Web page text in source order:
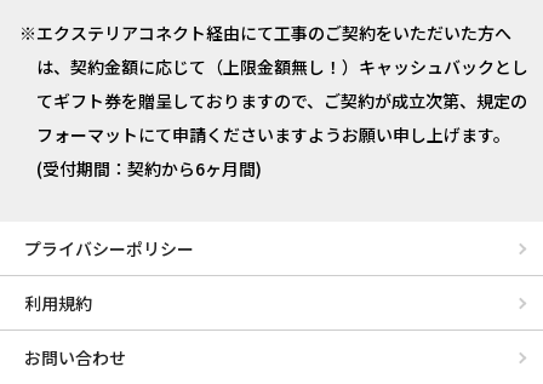
エクステリアコネクト経由にて工事のご契約をいただいた方へ
は、契約金額に応じて（上限金額無し！）キャッシュバックとし
てギフト券を贈呈しておりますので、ご契約が成立次第、規定の
フォーマットにて申請くださいますようお願い申し上げます。
(受付期間：契約から6ヶ月間)
プライバシーポリシー
利用規約
お問い合わせ